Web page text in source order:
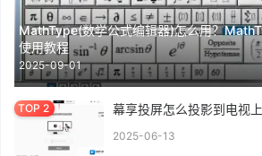
MathType(数学公式编辑器)怎么用？
使用教程
2025-09-01
幕享投屏怎么投影到电视
2025-06-13